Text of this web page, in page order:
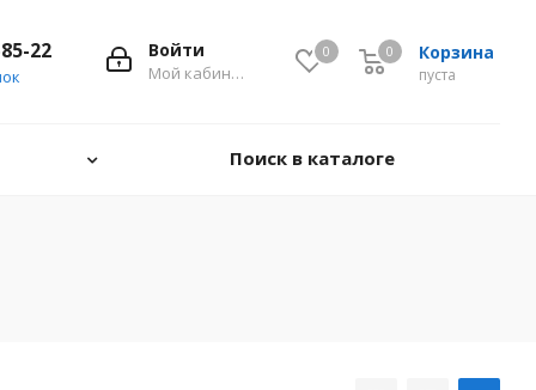
0 Корзина
0
пуста
0
Войти
Мой кабинет
22
Поиск в каталоге